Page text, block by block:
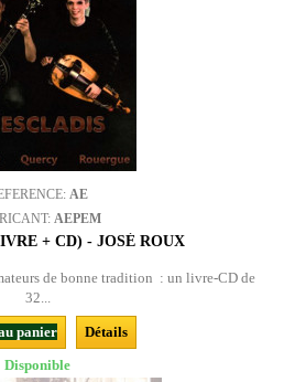
AE
AEPEM
+ CD) - JOSÉ ROUX
de bonne tradition : un livre-CD de
32...
panier
Détails
Disponible